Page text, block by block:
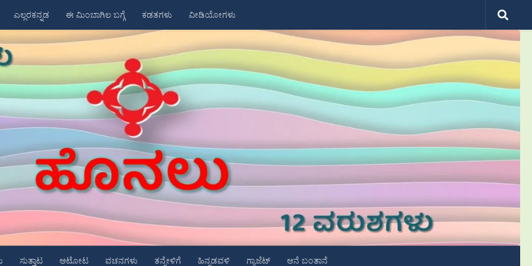
ಎಲ್ಲರಕನ್ನಡ ಈ ಮಿಂಬಾಗಿಲ ಬಗ್ಗೆ ಕಡತಗಳು ವೀಡಿಯೋಗಳು
ಸುತ್ತಾಟ ಆಟೋಟ ವಚನಗಳು ತನ್ನೇಳಿಗೆ ಹಿನ್ನಡವಳಿ ಗ್ಯಾಜೆಟ್ ಆನೆ ಬಂತಾನೆ